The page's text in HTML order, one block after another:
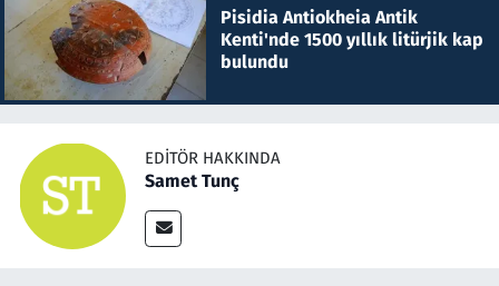
Pisidia Antiokheia Antik
Kenti'nde 1500 yıllık litürjik kap
bulundu
EDITÖR HAKKINDA
Samet Tunç